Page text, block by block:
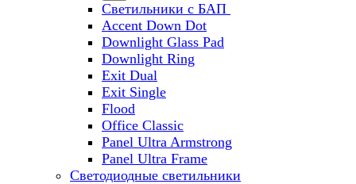
Светильники с БАП
Accent Down Dot
Downlight Glass Pad
Downlight Ring
Exit Dual
Exit Single
Flood
Office Classic
Panel Ultra Armstrong
Panel Ultra Frame
Светодиодные светильники